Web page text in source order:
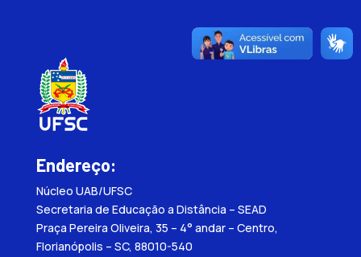
Endereço:
Núcleo UAB/UFSC
Secretaria de Educação a Distância – SEAD
Praça Pereira Oliveira, 35 – 4° andar – Centro,
Florianópolis – SC, 88010-540